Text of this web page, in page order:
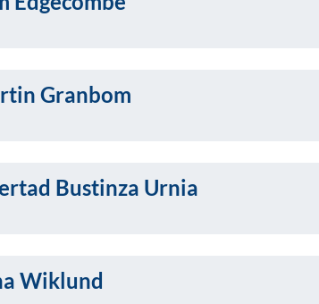
Granbom
Bustinza Urnia
Wiklund